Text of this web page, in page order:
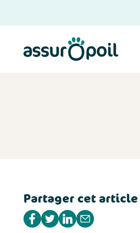
Partager cet article
Partager sur Facebook
Partager sur Twitter
Partager sur Linkedin
Partager par e-mail